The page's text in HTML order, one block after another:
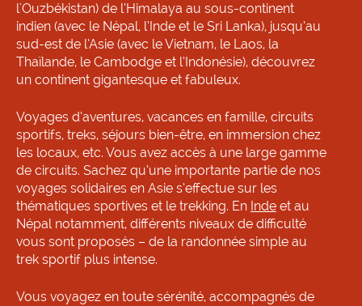
l'Ouzbékistan) de l’Himalaya au sous-continent
indien (avec le Népal, l’Inde et le Sri Lanka), jusqu’au
sud-est de l’Asie (avec le Vietnam, le Laos, la
Thaïlande, le Cambodge et l’Indonésie), découvrez
un continent gigantesque et fabuleux.
Voyages d’aventures, vacances en famille, circuits
sportifs, treks, séjours bien-être, en immersion chez
les locaux, etc. Vous avez accès à une large gamme
de circuits. Sachez qu’une importante partie de nos
voyages solidaires en Asie s’effectue sur les
thématiques sportives et le trekking. En Inde et au
Népal notamment, différents niveaux de difficulté
vous sont proposés – de la randonnée simple au
trek sportif plus intense.
Vous voyagez en toute sérénité, accompagnés de